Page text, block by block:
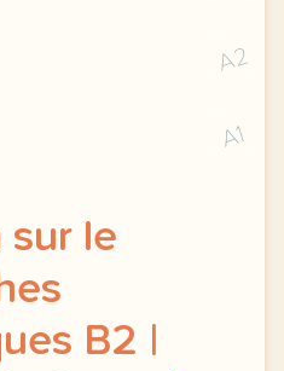
A2
A1
sur le
B2 |